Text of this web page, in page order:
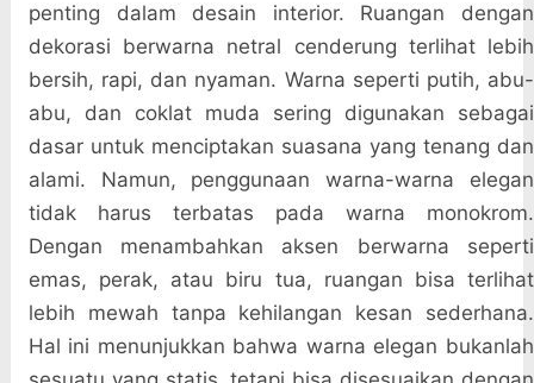
penting dalam desain interior. Ruangan dengan
dekorasi berwarna netral cenderung terlihat lebih
bersih, rapi, dan nyaman. Warna seperti putih, abu-
abu, dan coklat muda sering digunakan sebagai
dasar untuk menciptakan suasana yang tenang dan
alami. Namun, penggunaan warna-warna elegan
tidak harus terbatas pada warna monokrom.
Dengan menambahkan aksen berwarna seperti
emas, perak, atau biru tua, ruangan bisa terlihat
lebih mewah tanpa kehilangan kesan sederhana.
Hal ini menunjukkan bahwa warna elegan bukanlah